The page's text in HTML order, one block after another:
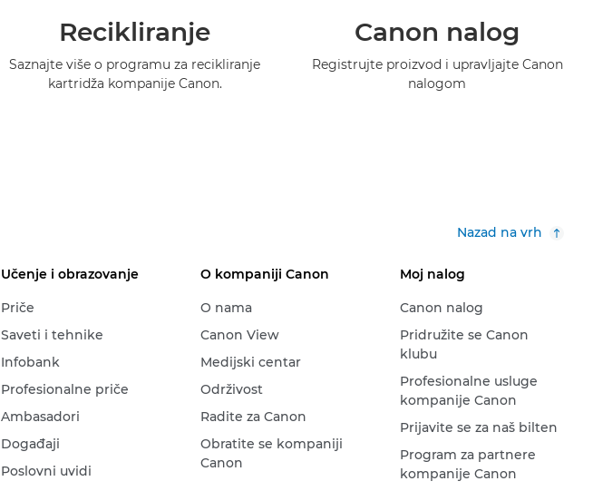
Recikliranje
Saznajte više o programu za recikliranje
kartridža kompanije Canon.
Canon nalog
Registrujte proizvod i upravljajte Canon
nalogom
Nazad na vrh
Učenje i obrazovanje
Priče
Saveti i tehnike
Infobank
Profesionalne priče
Ambasadori
Događaji
Poslovni uvidi
O kompaniji Canon
O nama
Canon View
Medijski centar
Održivost
Radite za Canon
Obratite se kompaniji
Canon
Moj nalog
Canon nalog
Pridružite se Canon
klubu
Profesionalne usluge
kompanije Canon
Prijavite se za naš bilten
Program za partnere
kompanije Canon